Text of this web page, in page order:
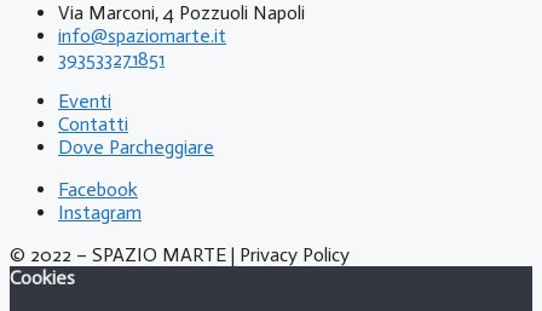
Via Marconi, 4 Pozzuoli Napoli
info@spaziomarte.it
393533271851
Eventi
Contatti
Dove Parcheggiare
Facebook
Instagram
© 2022 – SPAZIO MARTE | Privacy Policy
Cookies